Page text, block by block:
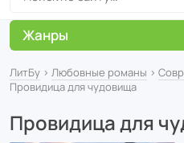
ЛитБу › Любовные романы ›
Провидица для чудовища
Провидица для
Жанры